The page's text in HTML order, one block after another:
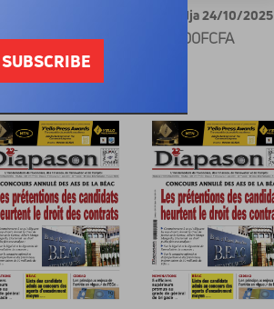
600FCFA
Le Mbandja 24/10/2025
600FCFA
SUBSCRIBE